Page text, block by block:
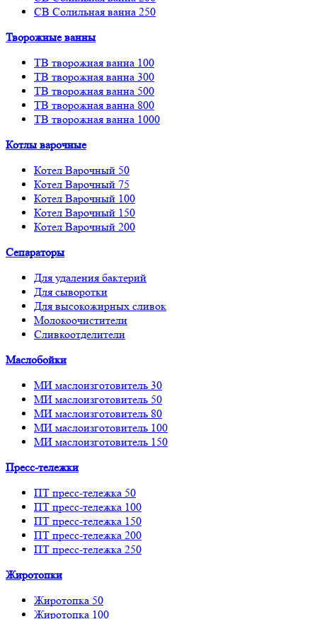
СВ Солильная ванна 250
Творожные ванны
ТВ творожная ванна 100
ТВ творожная ванна 300
ТВ творожная ванна 500
ТВ творожная ванна 800
ТВ творожная ванна 1000
Котлы варочные
Котел Варочный 50
Котел Варочный 75
Котел Варочный 100
Котел Варочный 150
Котел Варочный 200
Сепараторы
Для удаления бактерий
Для сыворотки
Для высокожирных сливок
Молокоочистители
Сливкоотделители
Маслобойки
МИ маслоизготовитель 30
МИ маслоизготовитель 50
МИ маслоизготовитель 80
МИ маслоизготовитель 100
МИ маслоизготовитель 150
Пресс-тележки
ПТ пресс-тележка 50
ПТ пресс-тележка 100
ПТ пресс-тележка 150
ПТ пресс-тележка 200
ПТ пресс-тележка 250
Жиротопки
Жиротопка 50
Жиротопка 100